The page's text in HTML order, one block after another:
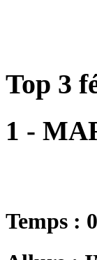
Top 3
1 -
Temps :